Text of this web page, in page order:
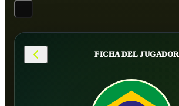
FICHA DEL JUGADOR